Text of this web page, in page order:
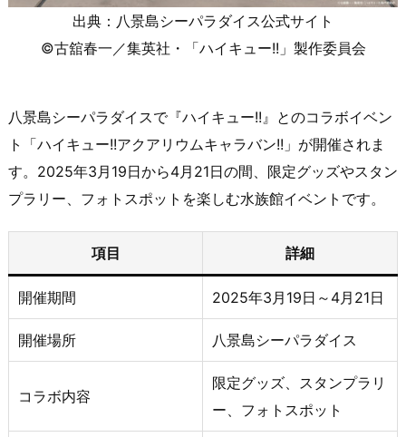
出典：八景島シーパラダイス公式サイト
©古舘春一／集英社・「ハイキュー!!」製作委員会
八景島シーパラダイスで『ハイキュー!!』とのコラボイベン
ト「ハイキュー!!アクアリウムキャラバン!!」が開催されま
す。2025年3月19日から4月21日の間、限定グッズやスタン
プラリー、フォトスポットを楽しむ水族館イベントです。
項目 詳細
開催期間 2025年3月19日～4月21日
開催場所 八景島シーパラダイス
コラボ内容
限定グッズ、スタンプラリ
ー、フォトスポット